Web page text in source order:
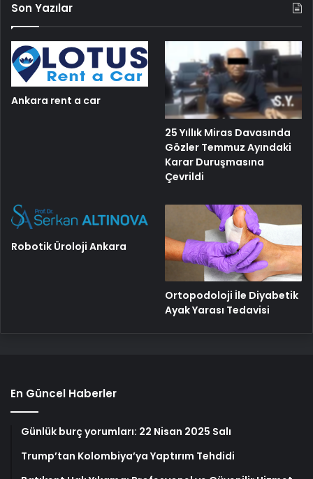
Son Yazılar
Ankara rent a car
25 Yıllık Miras Davasında
Gözler Temmuz Ayındaki
Karar Duruşmasına
Çevrildi
Robotik Üroloji Ankara
Ortopodoloji İle Diyabetik
Ayak Yarası Tedavisi
En Güncel Haberler
Günlük burç yorumları: 22 Nisan 2025 Salı
Trump’tan Kolombiya’ya Yaptırım Tehdidi